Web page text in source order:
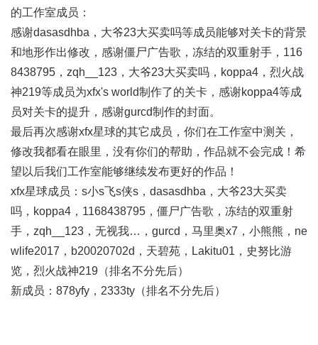
的工作室成员：
感谢dasasdhba，大爷23大买卖吗等成员能够对关卡的背景
和地形作出修改，感谢僵尸广告歌，冻结的双重射手，116
8438795，zqh__123，大爷23大买卖吗，koppa4，烈火战
神219等成员为xfx's world制作了的关卡，感谢koppa4等成
员对关卡的提升，感谢gurcd制作的封面。
最后再次感谢xfx星球的其它成员，你们在工作室中测关，
修改我都看在眼里，没有你们的帮助，作品就不会完成！希
望以后我们工作室能够继续发布更好的作品！
xfx星球成员：s小s飞s侠s，dasasdhba，大爷23大买卖
吗，koppa4，1168438795，僵尸广告歌，冻结的双重射
手，zqh__123，无视我…，gurcd，马里奥x7，小熊熊，ne
wlife2017，b20020702d，天碧苑，Lakitu01，史努比游
览，烈火战神219（排名不分先后）
新成员：878yfy，2333ty（排名不分先后）